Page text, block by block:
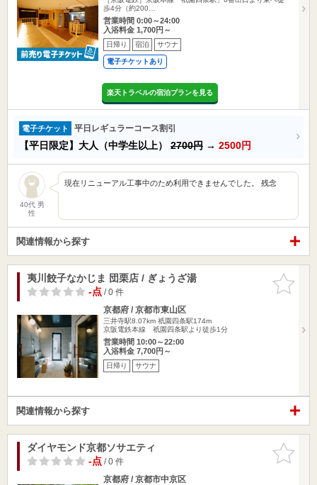
歩4分（約200…
営業時間 0:00～24:00
入浴料金 1,700円～
日帰り 宿泊 サウナ
電子チケットあり
楽天トラベルの宿泊プランを見る
電子チケット 平日レギュラーコース割引
【平日限定】大人（中学生以上） 2700円 → 2500円
40代 男
性
現在リニューアル工事中のため利用できませんでした。 残念
関連情報から探す
お気に入
りに追加
夷川餃子なかじま 団栗店 / ぎょうざ湯
-点/ 0 件
京都府 / 京都市東山区
三井寺駅8.07km 祇園四条駅174m
京阪電鉄本線 祇園四条駅より徒歩1分
営業時間 10:00～22:00
入浴料金 7,700円～
日帰り サウナ
関連情報から探す
お気に入
りに追加
ダイヤモンド京都ソサエティ
-点/ 0 件
京都府 / 京都市中京区